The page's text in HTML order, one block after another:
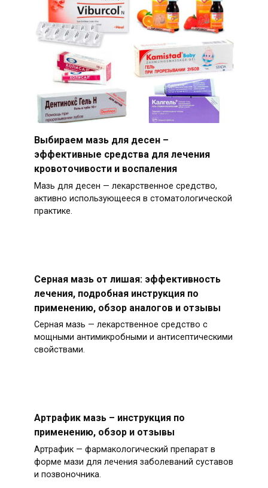
Выбираем мазь для десен –
эффективные средства для лечения
кровоточивости и воспаления
Мазь для десен — лекарственное средство,
активно использующееся в стоматологической
практике.
Серная мазь от лишая: эффективность
лечения, подробная инструкция по
применению, обзор аналогов и отзывы
Серная мазь — лекарственное средство с
мощными антимикробными и антисептическими
свойствами.
Артрафик мазь – инструкция по
применению, обзор и отзывы
Артрафик — фармакологический препарат в
форме мази для лечения заболеваний суставов
и позвоночника.